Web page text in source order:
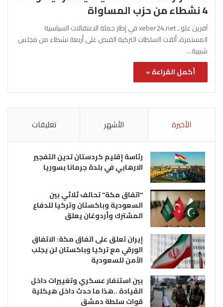
4 نشطاء من حزب المساواة
آفرين علو ـ xeber24.net في إطار حملة الاعتقالات السياسية
المستمرة، ألقت السلطات التركية القبض على أربعة نشطاء من مجلس
شبيبة…
أكمل القراءة »
الأخيرة الأشهر تعليقات
رئاسة إقليم كردستان تدين التفجير
الارهابي في بلدة جرمانا بسوريا
“اتفاق مكة” تحالف ثلاثي بين
السعودية وباكستان وتركيا للدفاع
المشترك وأردوغان يعلق
إيران تعلق على اتفاق مكة: الاتفاق
الورقي مع تركيا وباكستان لن يجلب
الأمن للسعودية
بين استنفار عسكري وتغييرات داخل
القيادة ..هذا ما حدث داخل هيكلية
قوات سلطة دمشق